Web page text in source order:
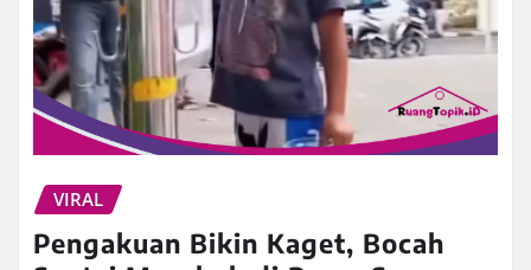
VIRAL
Pengakuan Bikin Kaget, Bocah